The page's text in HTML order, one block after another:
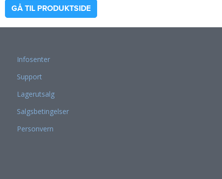
GÅ TIL PRODUKTSIDE
Infosenter
Support
Lagerutsalg
Salgsbetingelser
Personvern